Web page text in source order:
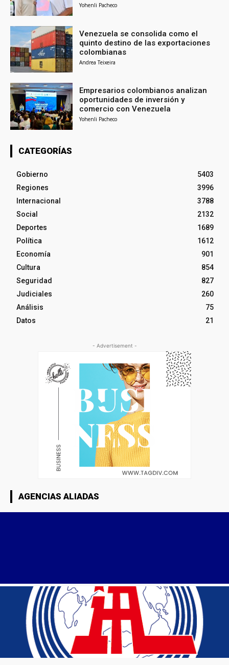
Yohenli Pacheco
Venezuela se consolida como el
quinto destino de las exportaciones
colombianas
Andrea Teixeira
Empresarios colombianos analizan
oportunidades de inversión y
comercio con Venezuela
Yohenli Pacheco
CATEGORÍAS
Gobierno
5403
Regiones
3996
Internacional
3788
Social
2132
Deportes
1689
Política
1612
Economía
901
Cultura
854
Seguridad
827
Judiciales
260
Análisis
75
Datos
21
- Advertisement -
AGENCIAS ALIADAS